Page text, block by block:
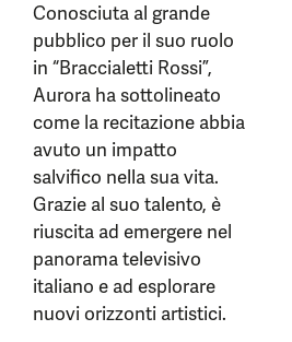
Conosciuta al grande
pubblico per il suo ruolo
in “Braccialetti Rossi”,
Aurora ha sottolineato
come la recitazione abbia
avuto un impatto
salvifico nella sua vita.
Grazie al suo talento, è
riuscita ad emergere nel
panorama televisivo
italiano e ad esplorare
nuovi orizzonti artistici.